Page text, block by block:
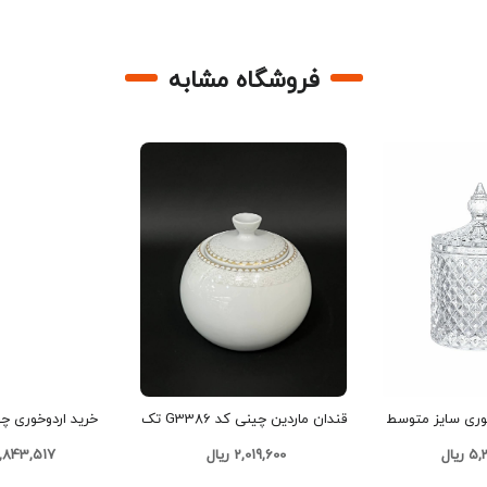
فروشگاه مشابه
سایز متوسط
قندان ماردین چینی کد G3386 تک
2,019,600 ریال 12,843,517